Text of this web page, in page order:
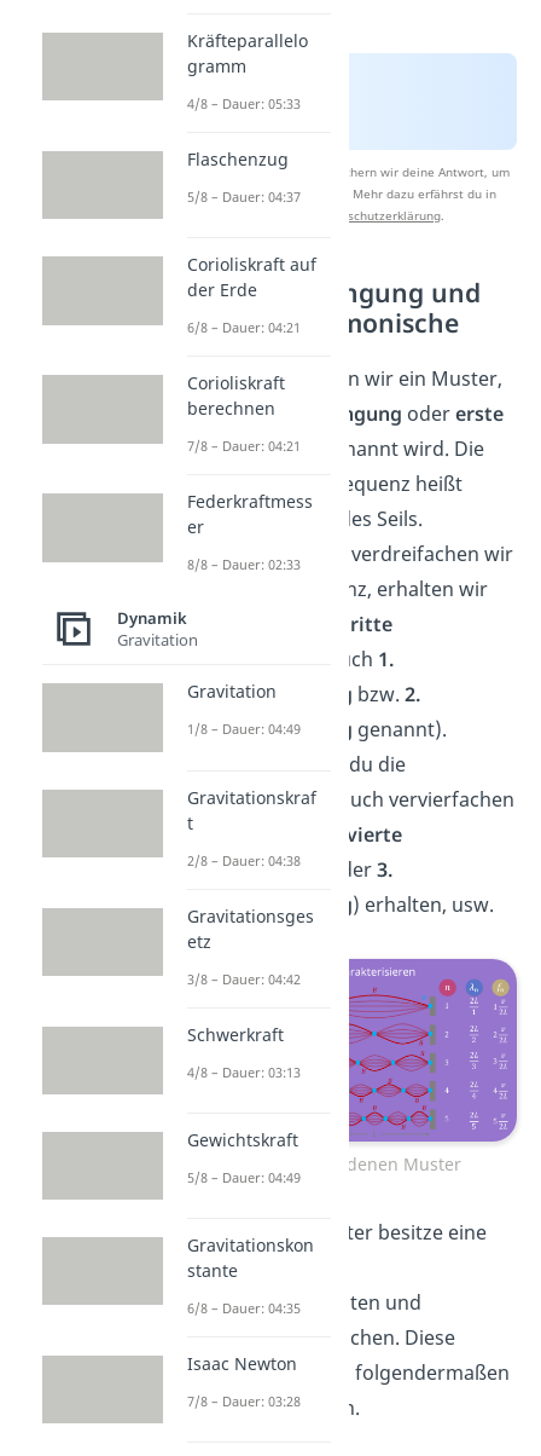
Nach Beantwortung speichern wir deine Antwort, um
Studyflix zu verbessern. Mehr dazu erfährst du in
Datenschutzerklärung.
Grundschwingung und
weitere Harmonische
Für
erhalten wir ein Muster,
dasGrundschwingung odererste
Harmonische
genannt wird. Die
dazugehörige Frequenz heißt
Grundfrequenz
des Seils.
Verdoppeln bzw. verdreifachen wir
die Grundfrequenz, erhalten wir
dritte
(auch 1.
Oberschwingung bzw. 2.
Oberschwingung genannt).
Natürlich kannst du die
Grundfrequenz auch vervierfachen
und würdest die
vierte
Harmonische
(oder3.
Oberschwingung) erhalten, usw.
Die verschiedenen Muster
Jedes dieser Muster besitze eine
feste Anzahl an
Schwingungsknoten und
Schwingungsbäuchen. Diese
Anzahl kannst du folgendermaßen
leicht ausrechnen.
Kräfteparallelo
gramm
4/8 – Dauer: 05:33
Flaschenzug
5/8 – Dauer: 04:37
Corioliskraft auf
der Erde
6/8 – Dauer: 04:21
Corioliskraft
berechnen
7/8 – Dauer: 04:21
Federkraftmess
er
8/8 – Dauer: 02:33
Dynamik
Gravitation
Gravitation
1/8 – Dauer: 04:49
Gravitationskraf
t
2/8 – Dauer: 04:38
Gravitationsges
etz
3/8 – Dauer: 04:42
Schwerkraft
4/8 – Dauer: 03:13
Gewichtskraft
5/8 – Dauer: 04:49
Gravitationskon
stante
6/8 – Dauer: 04:35
Isaac Newton
7/8 – Dauer: 03:28